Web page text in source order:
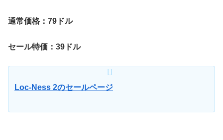
通常価格：79ドル
セール特価：39ドル
Loc-Ness 2のセールページ